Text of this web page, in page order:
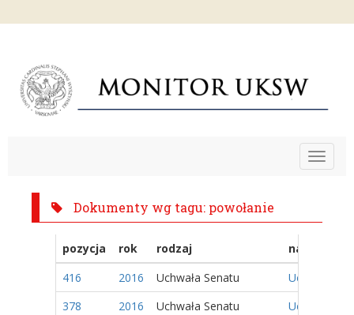
Toggle
Dokumenty wg tagu: powołanie
pozycja rok rodzaj
nazwa
416
2016 Uchwała Senatu
Uchwała
378
2016 Uchwała Senatu
Uchwała